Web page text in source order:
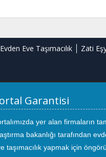
Eve Taşımacılık Zati
Garantisi
yer alan firmaların
bakanlığı tarafından
taşımacılık yapmak için